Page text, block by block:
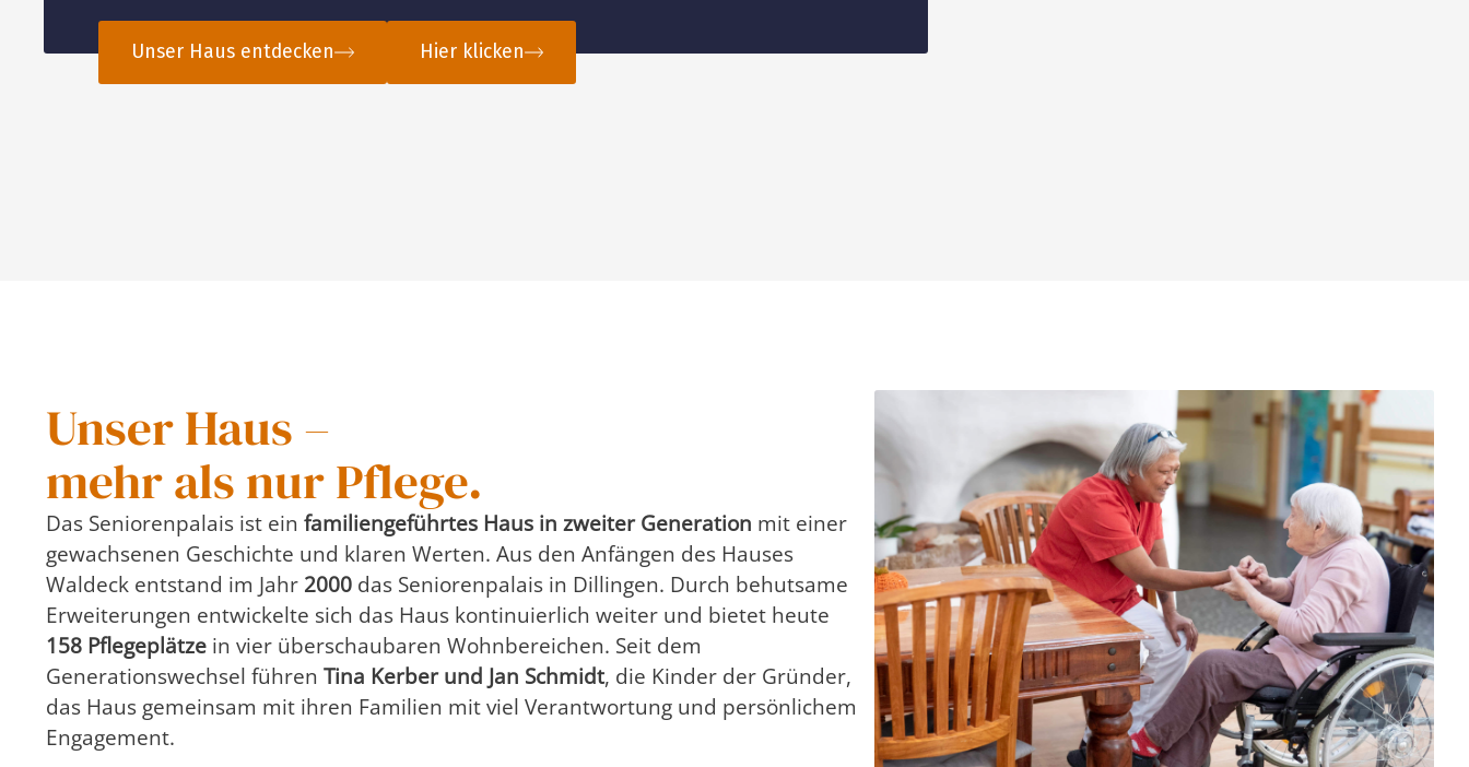
Unser Haus entdecken Hier klicken
Unser Haus –
mehr als nur Pflege.
Das Seniorenpalais ist ein familiengeführtes Haus in zweiter Generation mit einer
gewachsenen Geschichte und klaren Werten. Aus den Anfängen des Hauses
Waldeck entstand im Jahr 2000 das Seniorenpalais in Dillingen. Durch behutsame
Erweiterungen entwickelte sich das Haus kontinuierlich weiter und bietet heute
158 Pflegeplätze in vier überschaubaren Wohnbereichen. Seit dem
Generationswechsel führen Tina Kerber und Jan Schmidt, die Kinder der Gründer,
das Haus gemeinsam mit ihren Familien mit viel Verantwortung und persönlichem
Engagement.